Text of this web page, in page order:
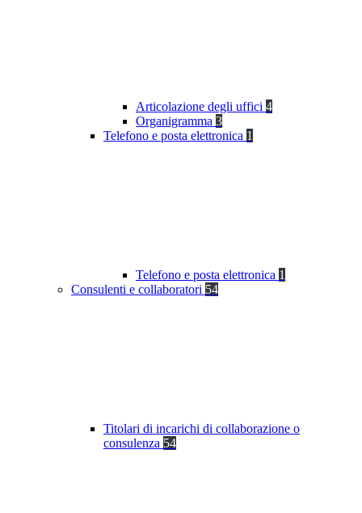
Articolazione degli uffici 4
Organigramma 3
Telefono e posta elettronica 1
Telefono e posta elettronica 1
Consulenti e collaboratori 54
Titolari di incarichi di collaborazione o
consulenza 54